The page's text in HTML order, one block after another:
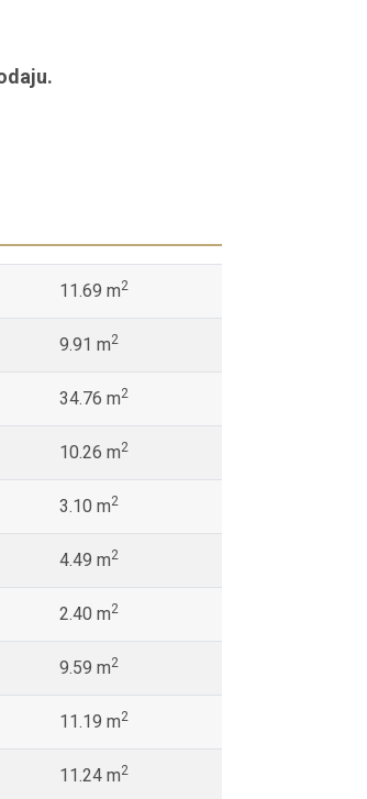
11.69 m2
9.91 m2
34.76 m2
10.26 m2
3.10 m2
4.49 m2
2.40 m2
9.59 m2
11.19 m2
11.24 m2